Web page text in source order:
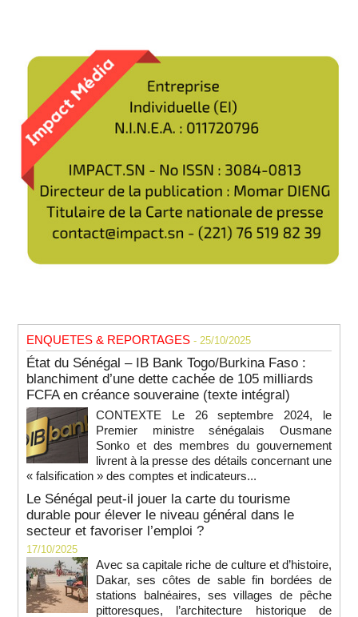
ENQUETES & REPORTAGES - 25/10/2025
État du Sénégal – IB Bank Togo/Burkina Faso :
blanchiment d’une dette cachée de 105 milliards
FCFA en créance souveraine (texte intégral)
CONTEXTE Le 26 septembre 2024, le
Premier ministre sénégalais Ousmane
Sonko et des membres du gouvernement
livrent à la presse des détails concernant une
« falsification » des comptes et indicateurs...
Le Sénégal peut-il jouer la carte du tourisme
durable pour élever le niveau général dans le
secteur et favoriser l’emploi ?
17/10/2025
Avec sa capitale riche de culture et d’histoire,
Dakar, ses côtes de sable fin bordées de
stations balnéaires, ses villages de pêche
pittoresques, l’architecture historique de